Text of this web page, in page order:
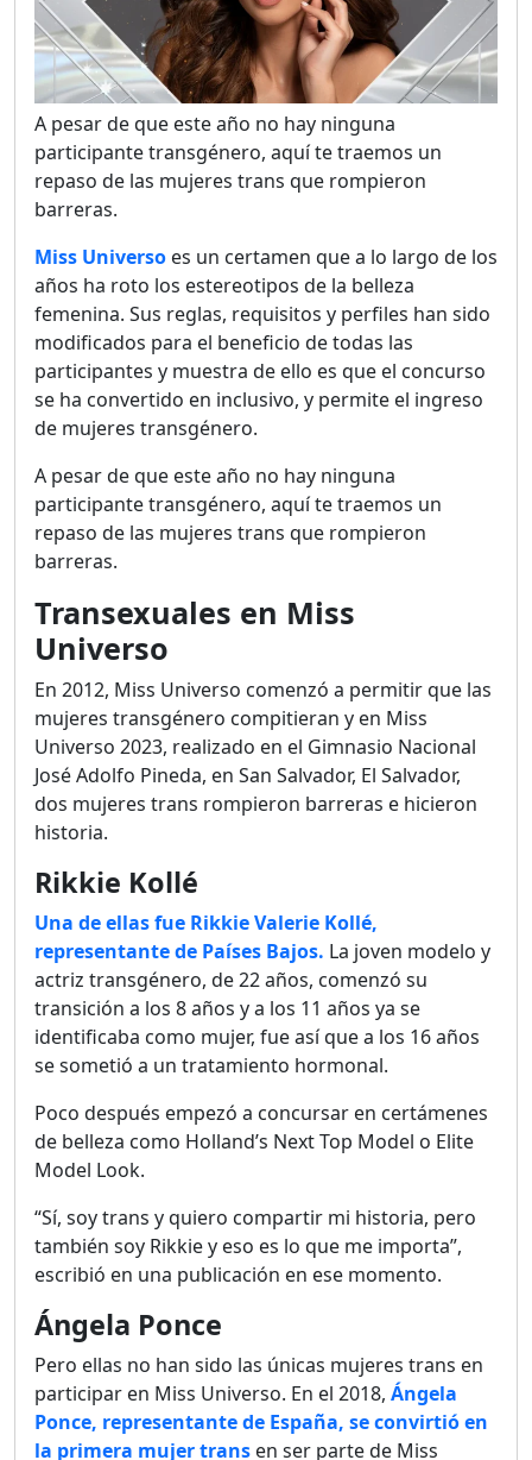
A pesar de que este año no hay ninguna
participante transgénero, aquí te traemos un
repaso de las mujeres trans que rompieron
barreras.
Miss Universo es un certamen que a lo largo de los
años ha roto los estereotipos de la belleza
femenina. Sus reglas, requisitos y perfiles han sido
modificados para el beneficio de todas las
participantes y muestra de ello es que el concurso
se ha convertido en inclusivo, y permite el ingreso
de mujeres transgénero.
A pesar de que este año no hay ninguna
participante transgénero, aquí te traemos un
repaso de las mujeres trans que rompieron
barreras.
Transexuales en Miss
Universo
En 2012, Miss Universo comenzó a permitir que las
mujeres transgénero compitieran y en Miss
Universo 2023, realizado en el Gimnasio Nacional
José Adolfo Pineda, en San Salvador, El Salvador,
dos mujeres trans rompieron barreras e hicieron
historia.
Rikkie Kollé
Una de ellas fue Rikkie Valerie Kollé,
representante de Países Bajos. La joven modelo y
actriz transgénero, de 22 años, comenzó su
transición a los 8 años y a los 11 años ya se
identificaba como mujer, fue así que a los 16 años
se sometió a un tratamiento hormonal.
Poco después empezó a concursar en certámenes
de belleza como Holland’s Next Top Model o Elite
Model Look.
“Sí, soy trans y quiero compartir mi historia, pero
también soy Rikkie y eso es lo que me importa”,
escribió en una publicación en ese momento.
Ángela Ponce
Pero ellas no han sido las únicas mujeres trans en
participar en Miss Universo. En el 2018, Ángela
Ponce, representante de España, se convirtió en
la primera mujer trans en ser parte de Miss